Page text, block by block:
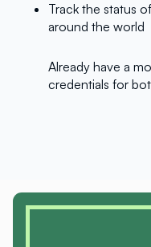
Track the status
around the world
Already have a
credentials for